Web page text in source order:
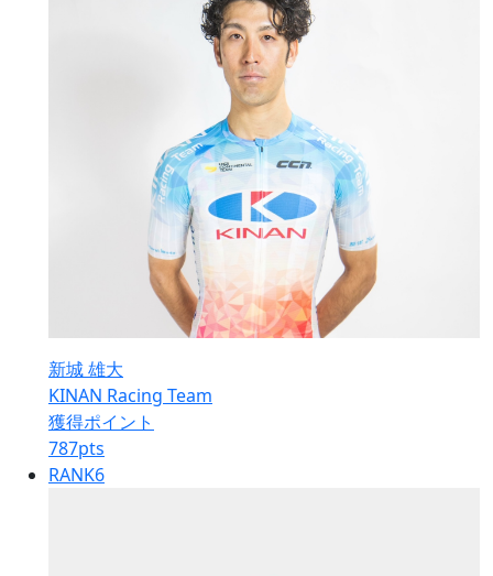
新城 雄大
KINAN Racing Team
獲得ポイント
787pts
RANK6